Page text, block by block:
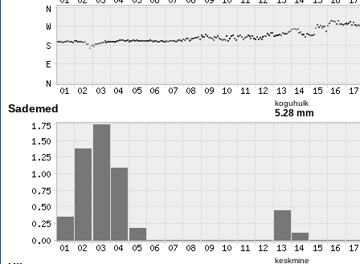
Sademed koguhulk
5.28 mm
keskmine